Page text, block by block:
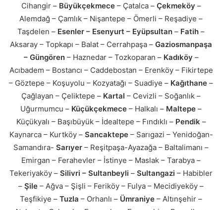
Cihangir – Büyükçekmece– Çatalca –Çekmeköy –
Alemdağ – Çamlık – Nişantepe – Ömerli – Reşadiye –
Taşdelen – Esenler – Esenyurt – Eyüpsultan – Fatih –
Aksaray – Topkapı – Balat – Cerrahpaşa – Gaziosmanpaşa
– Güngören– Haznedar – Tozkoparan – Kadıköy –
Acıbadem – Bostancı – Caddebostan – Erenköy – Fikirtepe
– Göztepe – Koşuyolu – Kozyatağı – Suadiye – Kağıthane –
Çağlayan – Çeliktepe – Kartal – Cevizli – Soğanlık –
Uğurmumcu – Küçükçekmece – Halkalı – Maltepe –
Küçükyalı – Başıbüyük – İdealtepe – Fındıklı – Pendik–
Kaynarca – Kurtköy – Sancaktepe– Sarıgazi – Yenidoğan-
Samandıra- Sarıyer – Reşitpaşa-Ayazağa – Baltalimanı –
Emirgan – Ferahevler – İstinye – Maslak – Tarabya –
Tekeriyaköy – Silivri – Sultanbeyli – Sultangazi – Habibler
– Şile – Ağva – Şişli – Feriköy – Fulya – Mecidiyeköy –
Teşfikiye – Tuzla – Orhanlı – Ümraniye – Altınşehir –